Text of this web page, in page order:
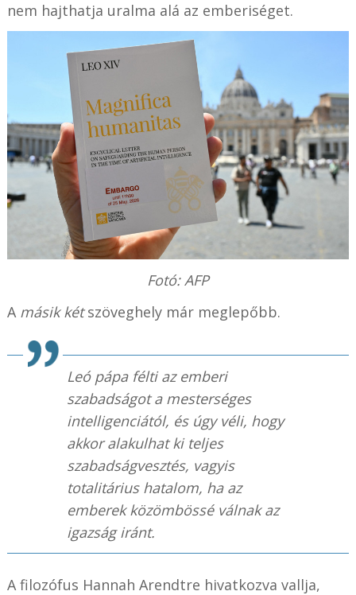
nem hajthatja uralma alá az emberiséget.
Fotó: AFP
A másik kétszöveghely már meglepőbb.
Leó pápa félti az emberi
szabadságot a mesterséges
intelligenciától, és úgy véli, hogy
akkor alakulhat ki teljes
szabadságvesztés, vagyis
totalitárius hatalom, ha az
emberek közömbössé válnak az
igazság iránt.
A filozófus Hannah Arendtre hivatkozva vallja,